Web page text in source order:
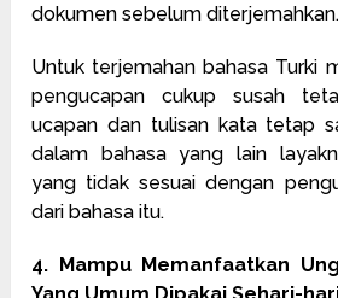
dokumen sebelum diterjemahkan.
Untuk terjemahan bahasa Turki
pengucapan cukup susah
ucapan dan tulisan kata tetap
dalam bahasa yang lain
yang tidak sesuai dengan
dari bahasa itu.
4. Mampu Memanfaatkan